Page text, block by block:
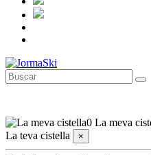
0 La meva
La teva cistella
×